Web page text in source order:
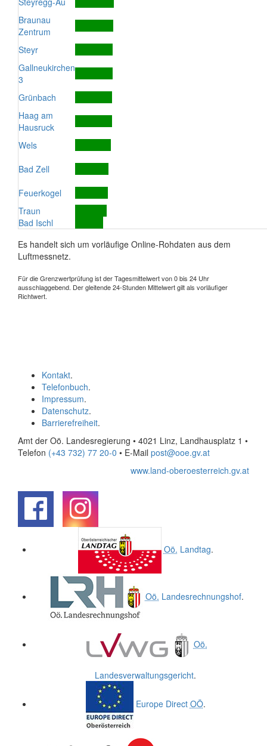
Braunau
Zentrum
Steyr
Gallneukirchen
3
Grünbach
Haag am
Hausruck
Wels
Bad Zell
Feuerkogel
Traun
Bad Ischl
Es handelt sich um vorläufige Online-Rohdaten aus dem
Luftmessnetz.
Für die Grenzwertprüfung ist der Tagesmittelwert von 0 bis 24 Uhr
ausschlaggebend. Der gleitende 24-Stunden Mittelwert gilt als vorläufiger
Richtwert.
Kontakt.
Telefonbuch.
Impressum.
Datenschutz.
Barrierefreiheit.
Amt der Oö. Landesregierung • 4021 Linz, Landhausplatz 1 •
Telefon (+43 732) 77 20-0 • E-Mail post@ooe.gv.at
www.land-oberoesterreich.gv.at
Oö. Landtag.
Oö. Landesrechnungshof.
Oö.
Landesverwaltungsgericht.
Europe Direct OÖ.